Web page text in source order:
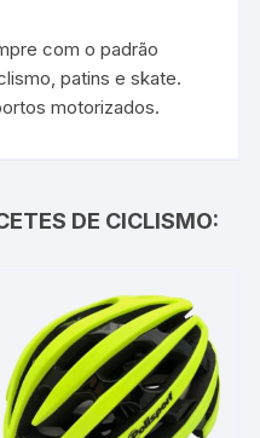
com o padrão
patins e skate.
motorizados.
DE CICLISMO: